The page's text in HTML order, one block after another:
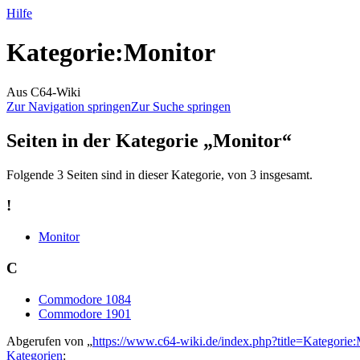
Hilfe
Kategorie:Monitor
Aus C64-Wiki
Zur Navigation springenZur Suche springen
Seiten in der Kategorie „Monitor“
Folgende 3 Seiten sind in dieser Kategorie, von 3 insgesamt.
!
Monitor
C
Commodore 1084
Commodore 1901
Abgerufen von „https://www.c64-wiki.de/
Kategorien: